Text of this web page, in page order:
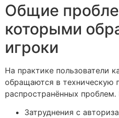
Общие
которыми
игроки
На практике пользователи
обращаются в техническую
распространённых
Затруднения с